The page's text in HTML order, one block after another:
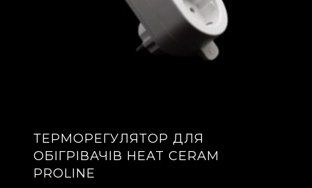
ТЕРМОРЕГУЛЯТОР ДЛЯ
ОБІГРІВАЧІВ HEAT CERAM
PROLINE